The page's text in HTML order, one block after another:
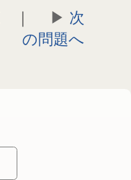
｜
次
の問題へ